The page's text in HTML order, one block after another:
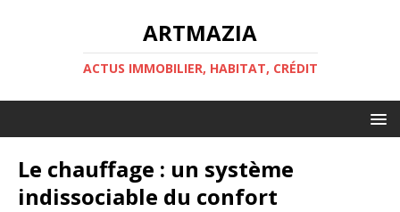
ARTMAZIA
ACTUS IMMOBILIER, HABITAT, CRÉDIT
Le chauffage : un système
indissociable du confort